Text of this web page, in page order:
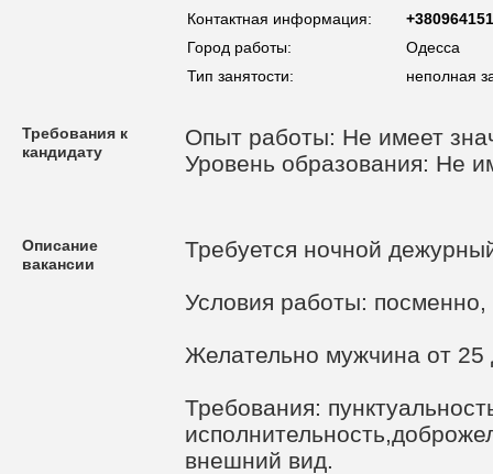
Контактная информация:
Город работы:
Одесса
Тип занятости:
неполная
Требования к
кандидату
Опыт работы: Не имеет
Уровень образования: Не
Описание
вакансии
Требуется ночной
Условия работы: посменно,
Желательно мужчина от 25
Требования:
внешний вид.